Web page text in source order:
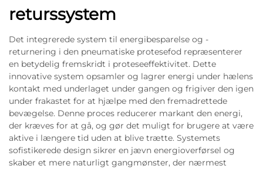
returssystem
Det integrerede system til energibesparelse og -
returnering i den pneumatiske protesefod repræsenterer
en betydelig fremskridt i proteseeffektivitet. Dette
innovative system opsamler og lagrer energi under hælens
kontakt med underlaget under gangen og frigiver den igen
under frakastet for at hjælpe med den fremadrettede
bevægelse. Denne proces reducerer markant den energi,
der kræves for at gå, og gør det muligt for brugere at være
aktive i længere tid uden at blive trætte. Systemets
sofistikerede design sikrer en jævn energioverførsel og
skaber et mere naturligt gangmønster, der nærmest